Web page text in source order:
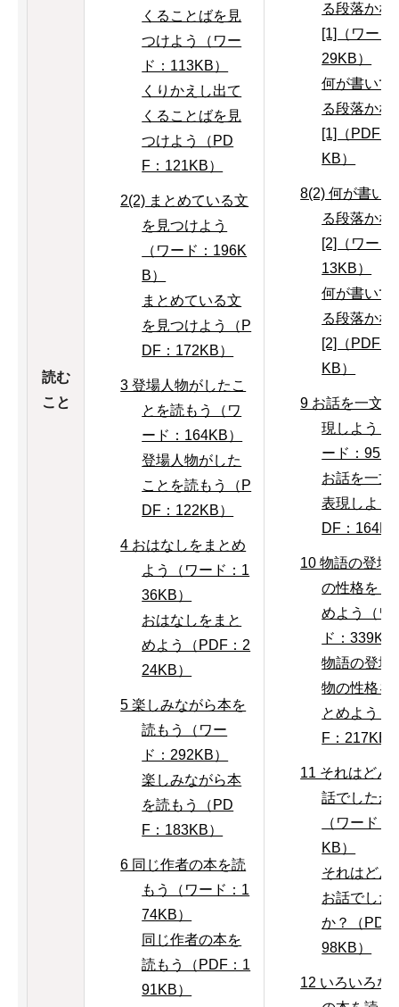
読む
こと
くることばを見
つけよう（ワー
ド：113KB）
くりかえし出て
くることばを見
つけよう（PD
F：121KB）
2(2) まとめている文
を見つけよう
（ワード：196K
B）
まとめている文
を見つけよう（P
DF：172KB）
3 登場人物がしたこ
とを読もう（ワ
ード：164KB）
登場人物がした
ことを読もう（P
DF：122KB）
4 おはなしをまとめ
よう（ワード：1
36KB）
おはなしをまと
めよう（PDF：2
24KB）
5 楽しみながら本を
読もう（ワー
ド：292KB）
楽しみながら本
を読もう（PD
F：183KB）
6 同じ作者の本を読
もう（ワード：1
74KB）
同じ作者の本を
読もう（PDF：1
91KB）
る段落かな
[1]（ワード
29KB）
何が書いて
る段落かな
[1]（PDF：
KB）
8(2) 何が書い
る段落かな
[2]（ワード
13KB）
何が書いて
る段落かな
[2]（PDF：
KB）
9 お話を一文
現しよう（
ード：
お話を一文
表現しよう
DF：
10 物語の登場
の性格をま
めよう（ワ
ド：339KB
物語の登場
物の性格を
とめよう（
F：217KB
11 それはどん
話でしたか
（ワード：
KB）
それはどん
お話でした
か？（PDF
98KB）
12 いろいろな